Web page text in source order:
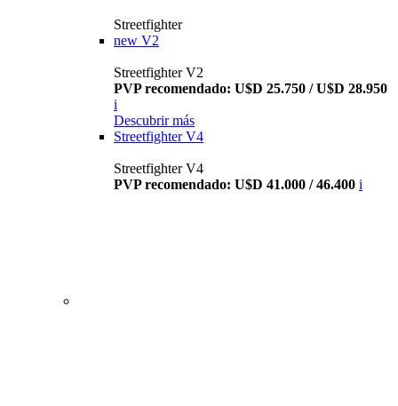
Streetfighter
new V2
Streetfighter V2
PVP recomendado: U$D 25.750 / U$D 28.950
i
Descubrir más
Streetfighter V4
Streetfighter V4
PVP recomendado: U$D 41.000 / 46.400 i